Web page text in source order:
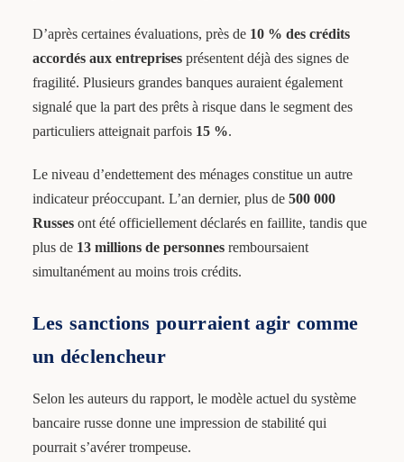
D’après certaines évaluations, près de 10 % des crédits
accordés aux entreprisesprésentent déjà des signes de
fragilité. Plusieurs grandes banques auraient également
signalé que la part des prêts à risque dans le segment des
particuliers atteignait parfois 15 %.
Le niveau d’endettement des ménages constitue un autre
indicateur préoccupant. L’an dernier, plus de 500 000
Russesont été officiellement déclarés en faillite, tandis que
plus de 13 millions de personnesremboursaient
simultanément au moins trois crédits.
Les sanctions pourraient agir comme
un déclencheur
Selon les auteurs du rapport, le modèle actuel du système
bancaire russe donne une impression de stabilité qui
pourrait s’avérer trompeuse.